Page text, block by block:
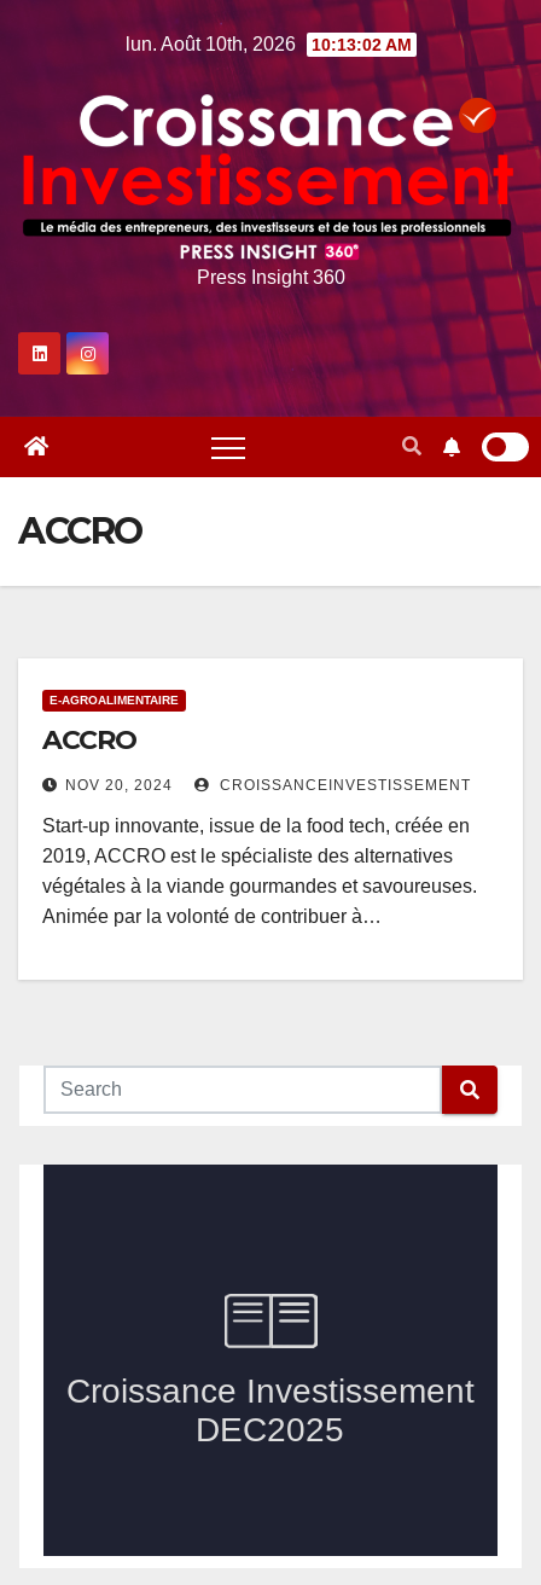
lun. Août 10th, 2026 10:13:03 AM
Press Insight 360
ACCRO
E-AGROALIMENTAIRE
ACCRO
NOV 20, 2024 CROISSANCEINVESTISSEMENT
Start-up innovante, issue de la food tech, créée en
2019, ACCRO est le spécialiste des alternatives
végétales à la viande gourmandes et savoureuses.
Animée par la volonté de contribuer à…